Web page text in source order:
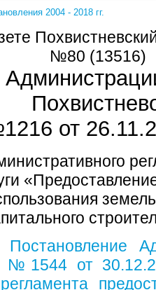
2004 - 2018 гг.
№80 (13516)
от
Постановление
№1544 от